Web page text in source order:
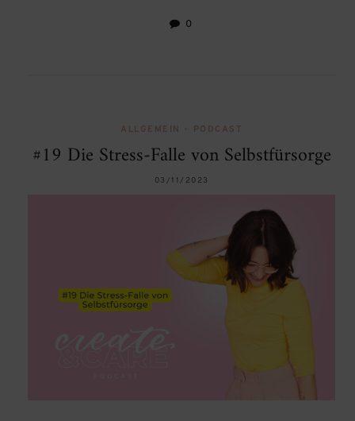
0
ALLGEMEIN PODCAST
#19 Die Stress-Falle von Selbstfürsorge
03/11/2023